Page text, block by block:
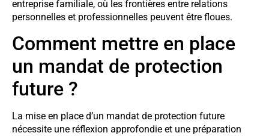
entreprise familiale, où les frontières entre relations
personnelles et professionnelles peuvent être floues.
Comment mettre en place
un mandat de protection
future ?
La mise en place d’un mandat de protection future
nécessite une réflexion approfondie et une préparation